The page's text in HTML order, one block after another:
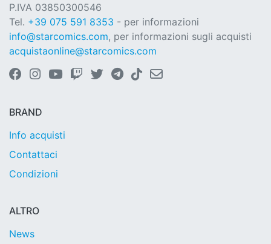
P.IVA 03850300546
Tel. +39 075 591 8353 - per informazioni
info@starcomics.com, per informazioni sugli acquisti
acquistaonline@starcomics.com
BRAND
Info acquisti
Contattaci
Condizioni
ALTRO
News